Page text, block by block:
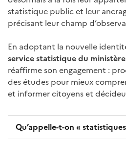
statistique public et leur
précisant leur champ
En adoptant la nouvelle
service statistique du
réaffirme son engagement :
des études pour mieux
et informer citoyens et
Qu’appelle-t-on «